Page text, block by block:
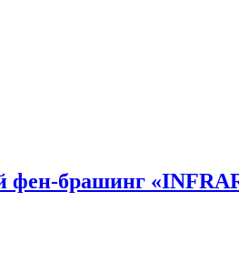
фен-брашинг